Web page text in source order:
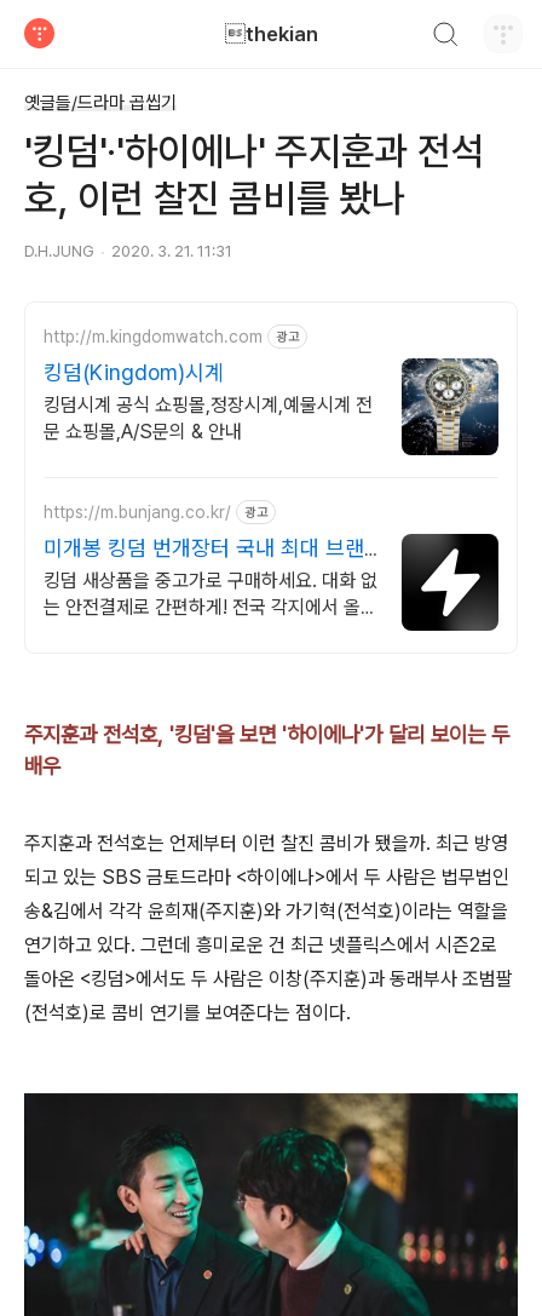
thekian
옛글들/드라마 곱씹기
'킹덤'·'하이에나' 주지훈과 전석
호, 이런 찰진 콤비를 봤나
D.H.JUNG 2020. 3. 21. 11:31
http://m.kingdomwatch.com 광고
킹덤(Kingdom)시계
킹덤시계 공식 쇼핑몰,정장시계,예물시계 전
문 쇼핑몰,A/S문의 & 안내
https://m.bunjang.co.kr/ 광고
미개봉 킹덤 번개장터 국내 최대 브랜
드 중고거래
킹덤 새상품을 중고가로 구매하세요. 대화 없
는 안전결제로 간편하게! 전국 각지에서 올라
주지훈과 전석호, '킹덤'을 보면 '하이에나'가 달리 보이는 두
배우
주지훈과 전석호는 언제부터 이런 찰진 콤비가 됐을까. 최근 방영
되고 있는 SBS 금토드라마 <하이에나>에서 두 사람은 법무법인
송&김에서 각각 윤희재(주지훈)와 가기혁(전석호)이라는 역할을
연기하고 있다. 그런데 흥미로운 건 최근 넷플릭스에서 시즌2로
돌아온 <킹덤>에서도 두 사람은 이창(주지훈)과 동래부사 조범팔
(전석호)로 콤비 연기를 보여준다는 점이다.